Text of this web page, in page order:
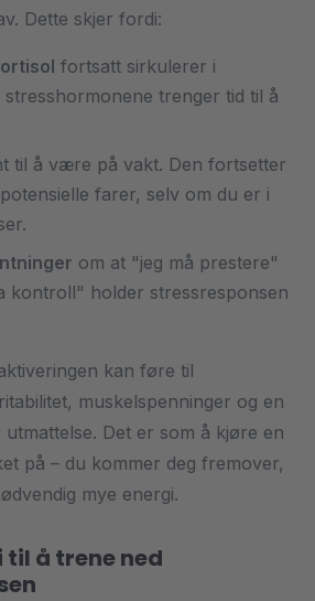
Dette skjer fordi:
fortsatt sirkulerer i
stresshormonene trenger tid til å
til å være på vakt. Den fortsetter
farer, selv om du er i
om at "jeg må prestere"
kontroll" holder stressresponsen
kan føre til
muskelspenninger og en
Det er som å kjøre en
på – du kommer deg fremover,
mye energi.
til å trene ned